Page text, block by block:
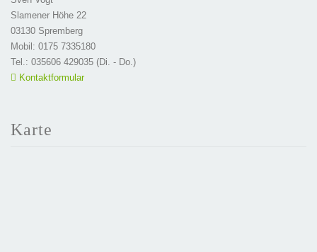
Slamener Höhe 22
03130 Spremberg
Mobil: 0175 7335180
Tel.: 035606 429035 (Di. - Do.)
Kontaktformular
Karte